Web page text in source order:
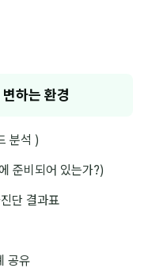
하는 환경
분석 )
준비되어 있는가?)
단 결과표
공유